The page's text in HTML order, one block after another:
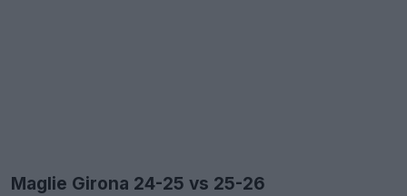
Maglie Girona 24-25 vs 25-26